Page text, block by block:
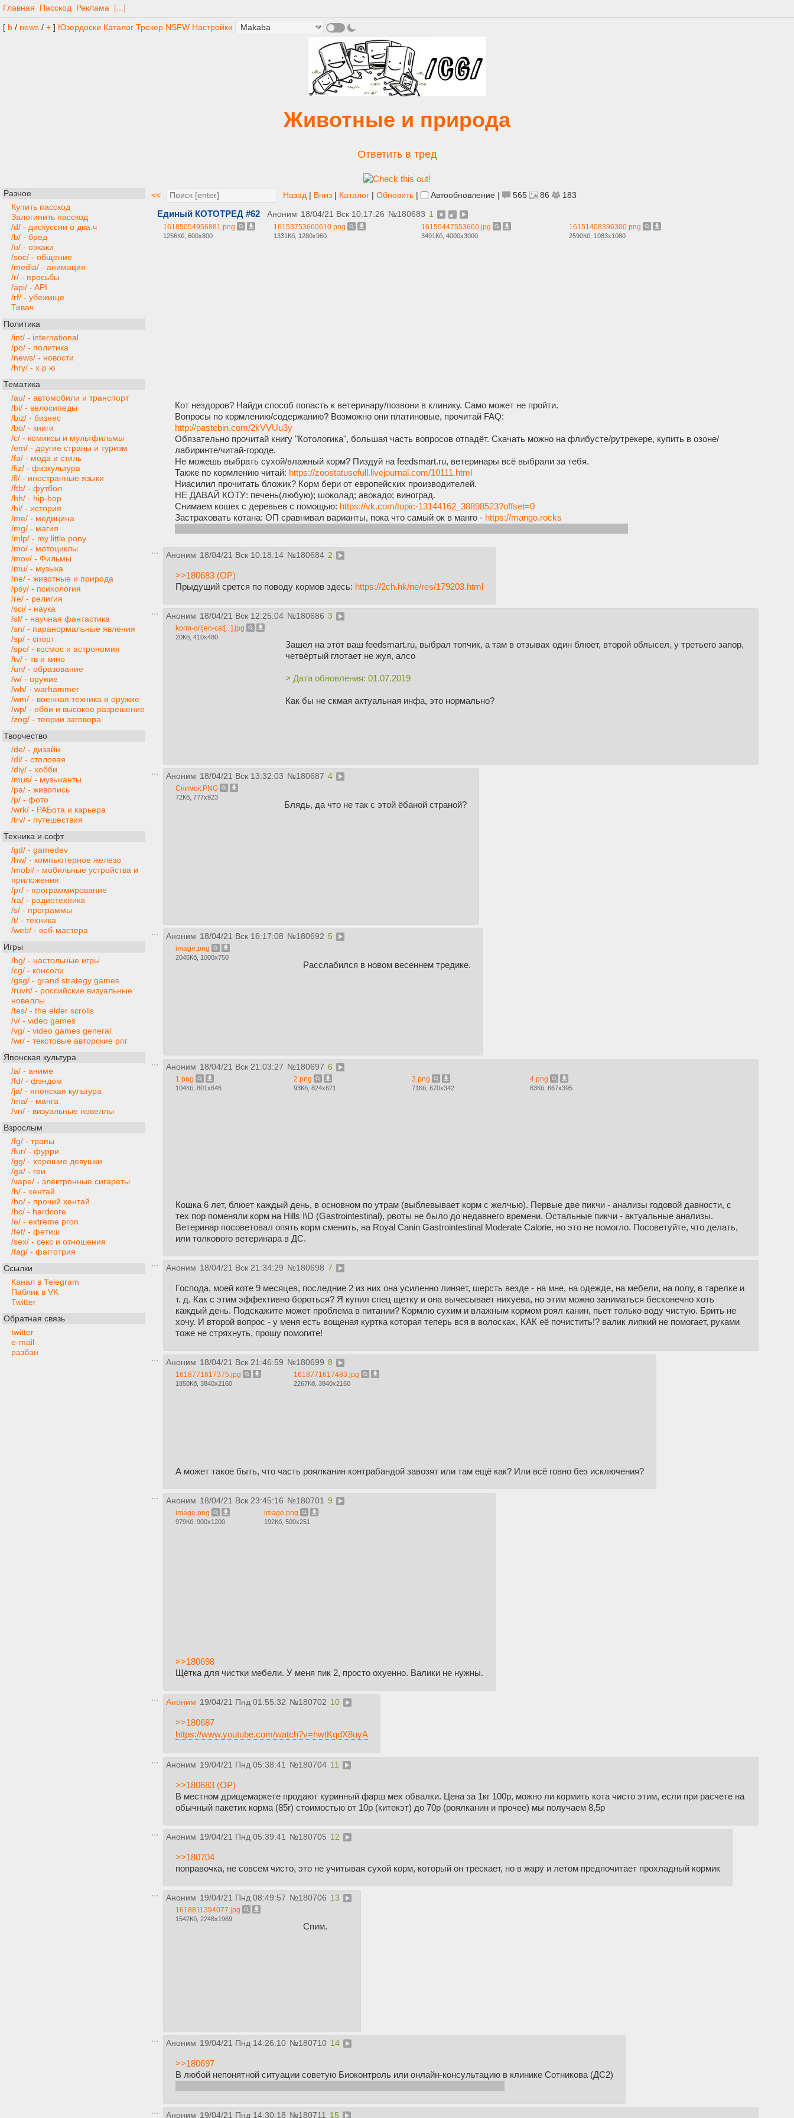
Главная Пасскод Реклама [...]
[ b / news / + ] Юзердоски Каталог Трекер NSFW Настройки
Животные и природа
Ответить в тред
Разное
Купить пасскод
Залогинить пасскод
/d/ - дискуссии о два.ч
/b/ - бред
/o/ - оэкаки
/soc/ - общение
/media/ - анимация
/r/ - просьбы
/api/ - API
/rf/ - убежище
Тивач
Политика
/int/ - international
/po/ - политика
/news/ - новости
/hry/ - х р ю
Тематика
/au/ - автомобили и транспорт
/bi/ - велосипеды
/biz/ - бизнес
/bo/ - книги
/c/ - комиксы и мультфильмы
/em/ - другие страны и туризм
/fa/ - мода и стиль
/fiz/ - физкультура
/fl/ - иностранные языки
/ftb/ - футбол
/hh/ - hip-hop
/hi/ - история
/me/ - медицина
/mg/ - магия
/mlp/ - my little pony
/mo/ - мотоциклы
/mov/ - Фильмы
/mu/ - музыка
/ne/ - животные и природа
/psy/ - психология
/re/ - религия
/sci/ - наука
/sf/ - научная фантастика
/sn/ - паранормальные явления
/sp/ - спорт
/spc/ - космос и астрономия
/tv/ - тв и кино
/un/ - образование
/w/ - оружие
/wh/ - warhammer
/wm/ - военная техника и оружие
/wp/ - обои и высокое разрешение
/zog/ - теории заговора
Творчество
/de/ - дизайн
/di/ - столовая
/diy/ - хобби
/mus/ - музыканты
/pa/ - живопись
/p/ - фото
/wrk/ - РАБота и карьера
/trv/ - путешествия
Техника и софт
/gd/ - gamedev
/hw/ - компьютерное железо
/mobi/ - мобильные устройства и
приложения
/pr/ - программирование
/ra/ - радиотехника
/s/ - программы
/t/ - техника
/web/ - веб-мастера
Игры
/bg/ - настольные игры
/cg/ - консоли
/gsg/ - grand strategy games
/ruvn/ - российские визуальные
новеллы
/tes/ - the elder scrolls
/v/ - video games
/vg/ - video games general
/wr/ - текстовые авторские рпг
Японская культура
/a/ - аниме
/fd/ - фэндом
/ja/ - японская культура
/ma/ - манга
/vn/ - визуальные новеллы
Взрослым
/fg/ - трапы
/fur/ - фурри
/gg/ - хорошие девушки
/ga/ - геи
/vape/ - электронные сигареты
/h/ - хентай
/ho/ - прочий хентай
/hc/ - hardcore
/e/ - extreme pron
/fet/ - фетиш
/sex/ - секс и отношения
/fag/ - фагготрия
Ссылки
Канал в Telegram
Паблик в VK
Twitter
Обратная связь
twitter
e-mail
разбан
<< Назад | Вниз | Каталог | Обновить | Автообновление | 565 86 183
Единый КОТОТРЕД #62 Аноним 18/04/21 Вск 10:17:26 №180683 1
16185054956881.png
1256Кб, 600x800
16153753660610.png
1331Кб, 1280x960
16150447553660.jpg
3491Кб, 4000x3000
16151408396300.png
2590Кб, 1083x1080
Кот нездоров? Найди способ попасть к ветеринару/позвони в клинику. Само может не пройти.
Вопросы по кормлению/содержанию? Возможно они платиновые, прочитай FAQ:
http://pastebin.com/2kVVUu3y
Обязательно прочитай книгу "Котологика", большая часть вопросов отпадёт. Скачать можно на флибусте/рутрекере, купить в озоне/
лабиринте/читай-городе.
Не можешь выбрать сухой/влажный корм? Пиздуй на feedsmart.ru, ветеринары всё выбрали за тебя.
Также по кормлению читай: https://zoostatusefull.livejournal.com/10111.html
Ниасилил прочитать бложик? Корм бери от европейских производителей.
НЕ ДАВАЙ КОТУ: печень(любую); шоколад; авокадо; виноград.
Снимаем кошек с деревьев с помощью: https://vk.com/topic-13144162_38898523?offset=0
Застраховать котана: ОП сравнивал варианты, пока что самый ок в манго - https://mango.rocks
Аноним 18/04/21 Вск 10:18:14 №180684 2
>>180683 (OP)
Прыдущий срется по поводу кормов здесь: https://2ch.hk/ne/res/179203.html
Аноним 18/04/21 Вск 12:25:04 №180686 3
korm-orijen-cat[...].jpg
20Кб, 410x480
Зашел на этот ваш feedsmart.ru, выбрал топчик, а там в отзывах один блюет, второй облысел, у третьего запор,
четвёртый глотает не жуя, алсо
> Дата обновления: 01.07.2019
Как бы не скмая актуальная инфа, это нормально?
Аноним 18/04/21 Вск 13:32:03 №180687 4
Снимок.PNG
72Кб, 777x923
Блядь, да что не так с этой ёбаной страной?
Аноним 18/04/21 Вск 16:17:08 №180692 5
image.png
2045Кб, 1000x750
Расслабился в новом весеннем тредике.
Аноним 18/04/21 Вск 21:03:27 №180697 6
1.png
104Кб, 801x646
2.png
93Кб, 824x621
3.png
71Кб, 670x342
4.png
63Кб, 667x395
Кошка 6 лет, блюет каждый день, в основном по утрам (выблевывает корм с желчью). Первые две пикчи - анализы годовой давности, с
тех пор поменяли корм на Hills I\D (Gastrointestinal), рвоты не было до недавнего времени. Остальные пикчи - актуальные анализы.
Ветеринар посоветовал опять корм сменить, на Royal Canin Gastrointestinal Moderate Calorie, но это не помогло. Посоветуйте, что делать,
или толкового ветеринара в ДС.
Аноним 18/04/21 Вск 21:34:29 №180698 7
Господа, моей коте 9 месяцев, последние 2 из них она усиленно линяет, шерсть везде - на мне, на одежде, на мебели, на полу, в тарелке и
т. д. Как с этим эффективно бороться? Я купил спец щетку и она вычесывает нихуева, но этим можно заниматься бесконечно хоть
каждый день. Подскажите может проблема в питании? Кормлю сухим и влажным кормом роял канин, пьет только воду чистую. Брить не
хочу. И второй вопрос - у меня есть вощеная куртка которая теперь вся в волосках, КАК её почистить!? валик липкий не помогает, руками
тоже не стряхнуть, прошу помогите!
Аноним 18/04/21 Вск 21:46:59 №180699 8
1618771617375.jpg
1850Кб, 3840x2160
1618771617483.jpg
2267Кб, 3840x2160
А может такое быть, что часть роялканин контрабандой завозят или там ещё как? Или всё говно без исключения?
Аноним 18/04/21 Вск 23:45:16 №180701 9
image.png
979Кб, 900x1200
image.png
192Кб, 500x251
>>180698
Щётка для чистки мебели. У меня пик 2, просто охуенно. Валики не нужны.
Аноним 19/04/21 Пнд 01:55:32 №180702 10
>>180687
https://www.youtube.com/watch?v=hwtKqdX8uyA
Аноним 19/04/21 Пнд 05:38:41 №180704 11
>>180683 (OP)
В местном дрищемаркете продают куринный фарш мех обвалки. Цена за 1кг 100р, можно ли кормить кота чисто этим, если при расчете на
обычный пакетик корма (85г) стоимостью от 10р (китекэт) до 70р (роялканин и прочее) мы получаем 8,5р
Аноним 19/04/21 Пнд 05:39:41 №180705 12
>>180704
поправочка, не совсем чисто, это не учитывая сухой корм, который он трескает, но в жару и летом предпочитает прохладный кормик
Аноним 19/04/21 Пнд 08:49:57 №180706 13
1618811394077.jpg
1542Кб, 2248x1969
Спим.
Аноним 19/04/21 Пнд 14:26:10 №180710 14
>>180697
В любой непонятной ситуации советую Биоконтроль или онлайн-консультацию в клинике Сотникова (ДС2)
Аноним 19/04/21 Пнд 14:30:18 №180711 15